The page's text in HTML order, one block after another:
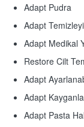
Adapt Pudra
Adapt
Adapt Medikal
Restore Cilt
Adapt
Adapt
Adapt Pasta